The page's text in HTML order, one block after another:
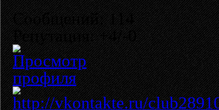
Сообщений: 114
Репутация: +4/-0